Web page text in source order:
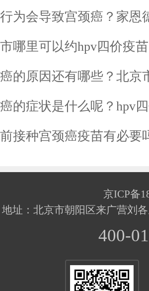
为会导致宫颈癌？家恩
哪里可以约hpv四价疫
的原因还有哪些？北京
的症状是什么呢？hpv
接种宫颈癌疫苗有必要
京ICP备
地址：北京市朝阳区来广营刘
400-